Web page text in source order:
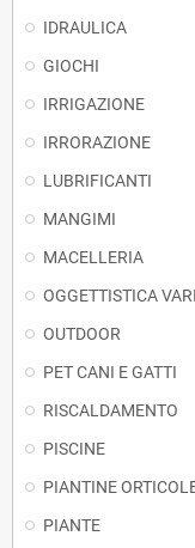
IDRAULICA
GIOCHI
IRRIGAZIONE
IRRORAZIONE
LUBRIFICANTI
MANGIMI
MACELLERIA
OGGETTISTICA
OUTDOOR
PET CANI E GATTI
RISCALDAMENTO
PISCINE
PIANTINE
PIANTE